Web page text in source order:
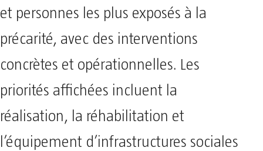
et personnes les plus exposés à la
précarité, avec des interventions
concrètes et opérationnelles. Les
priorités affichées incluent la
réalisation, la réhabilitation et
l’équipement d’infrastructures sociales